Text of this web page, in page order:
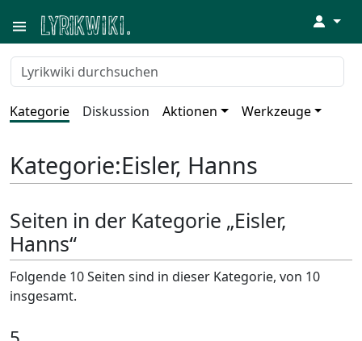
↓
Kategorie Diskussion Aktionen Werkzeuge
Kategorie:Eisler, Hanns
Seiten in der Kategorie „Eisler,
Hanns“
Folgende 10 Seiten sind in dieser Kategorie, von 10
insgesamt.